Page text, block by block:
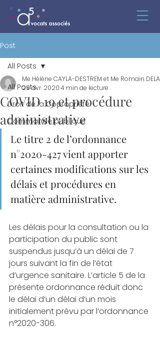
Post
All Posts
Droit de la Copropriété
Commande publique
All Posts
COVID 19 et procédure
administrative
Me Hélène CAYLA-DESTREM et Me Romain
29 avr. 20204 min de lecture
Le titre 2 de l’ordonnance
n°2020-427 vient apporter
certaines modifications sur les
délais et procédures en
matière administrative.
Les délais pour la consultation ou la
participation du public sont
suspendus jusqu’à un délai de 7
jours suivant la fin de l’état
d’urgence sanitaire. L’article 5 de la
présente ordonnance réduit donc
le délai d’un délai d’un mois
initialement prévu par l’ordonnance
n°2020-306.